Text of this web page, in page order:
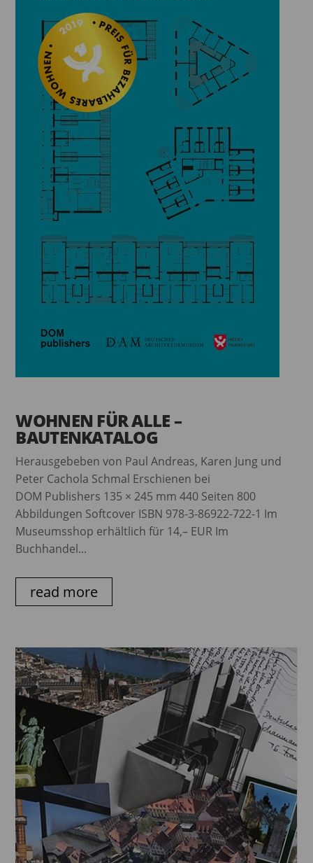
WOHNEN FÜR ALLE –
BAUTENKATALOG
Herausgebeben von Paul Andreas, Karen Jung und
Peter Cachola Schmal Erschienen bei
DOM Publishers 135 × 245 mm 440 Seiten 800
Abbildungen Softcover ISBN 978-3-86922-722-1 Im
Museumsshop erhältlich für 14,– EUR Im
Buchhandel...
read more